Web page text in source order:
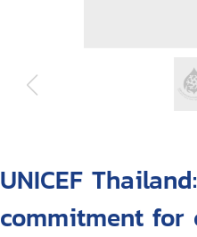
UNICEF
commitment for